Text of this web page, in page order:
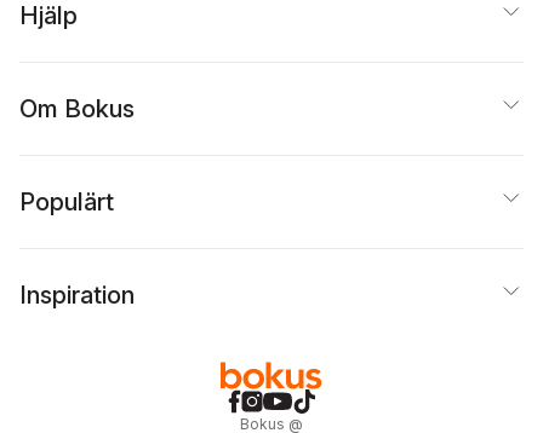
Hjälp
Om Bokus
Populärt
Inspiration
Bokus @